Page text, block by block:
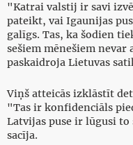
"Katrai valstij ir savi
pateikt, vai Igaunijas
galīgs. Tas, ka šodien
sešiem mēnešiem
paskaidroja Lietuvas
Viņš atteicās izklāstīt
"Tas ir konfidenciāls
Latvijas puse ir lūgusi
sacīja.